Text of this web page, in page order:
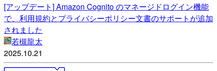
[アップデート] Amazon Cognito のマネージドログイン機能
で、利用規約とプライバシーポリシー文書のサポートが追加
されました
若槻龍太
2025.10.21